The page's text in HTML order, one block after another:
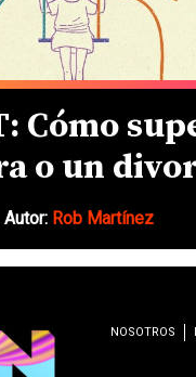
Cómo
o un
Autor: Rob Martínez
NOSOTROS